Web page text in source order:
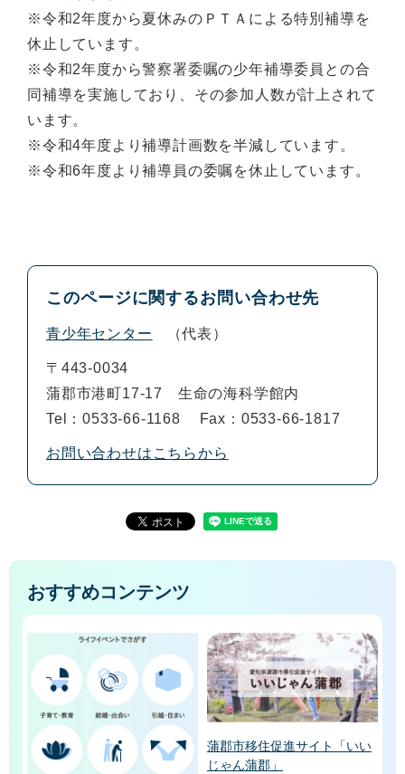
※令和2年度から夏休みのＰＴＡによる特別補導を
休止しています。
※令和2年度から警察署委嘱の少年補導委員との合
同補導を実施しており、その参加人数が計上されて
います。
※令和4年度より補導計画数を半減しています。
※令和6年度より補導員の委嘱を休止しています。
このページに関するお問い合わせ先
青少年センター 代表
〒443-0034
蒲郡市港町17-17 生命の海科学館内
Tel：0533-66-1168
Fax：0533-66-1817
お問い合わせはこちらから
おすすめコンテンツ
蒲郡市移住促進サイト「いい
じゃん蒲郡」